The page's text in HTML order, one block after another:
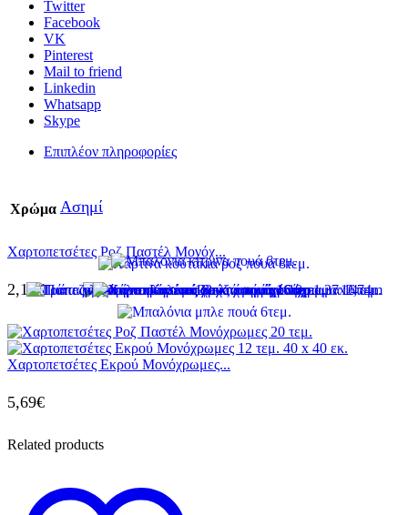
Twitter
Facebook
VK
Pinterest
Mail to friend
Linkedin
Whatsapp
Skype
Επιπλέον πληροφορίες
Χρώμα Ασημί
Χαρτοπετσέτες Ροζ Παστέλ Μονόχ...
2,10€
Χαρτοπετσέτες Εκρού Μονόχρωμες...
5,69€
Related products